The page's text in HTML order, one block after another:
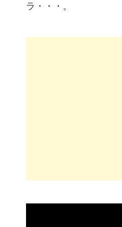
ラ・・・。